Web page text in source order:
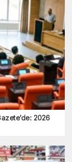
2026